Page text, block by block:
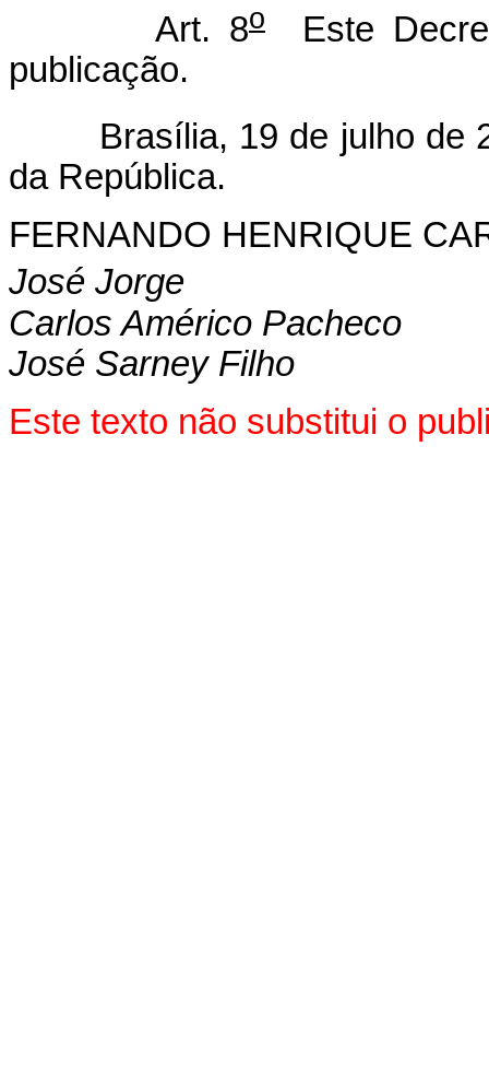
Art. 8o
Este
publicação.
Brasília, 19 de julho de
da República.
FERNANDO HENRIQUE
José Jorge
Carlos Américo Pacheco
José Sarney Filho
Este texto não substitui o